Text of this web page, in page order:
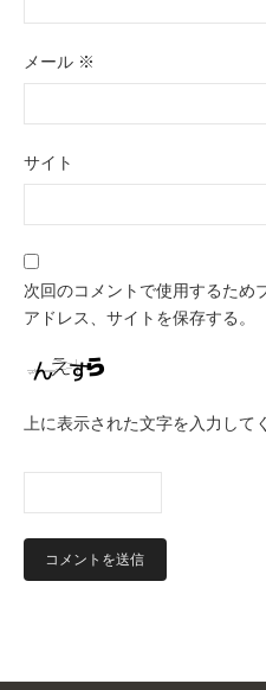
メール ※
サイト
次回のコメントで使用するため
アドレス、サイトを保存する。
上に表示された文字を入力して